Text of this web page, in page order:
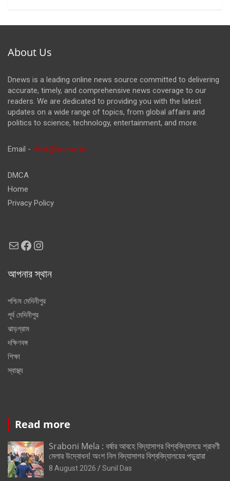
About Us
Dnews is a leading online news source committed to delivering
accurate, timely, and comprehensive news coverage to our
readers. We are dedicated to providing you with the latest
updates on a wide range of topics, from global affairs and
politics to science, technology, entertainment, and more.
Email - desk@dnews.in
DMCA
Home
Privacy Policy
MailFacebook
Instagram
আপনার স্থান
পশ্চিম মেদিনীপুর
পূর্ব মেদিনীপুর
ঝাড়গ্রাম
দক্ষিণবঙ্গ
শিক্ষা
স্বাস্থ্য
Read more
Sraboni Mela : বর্ষার আবহে বিদ্যাসাগর বিশ্ববিদ্যালয়ে শ্রাবণী
মেলার উদ্বোধন! অংশ নিল বিদ্যাসাগর বিশ্ববিদ্যালয়ের পড়ুয়ারা
8 August 2026 Sunil Das